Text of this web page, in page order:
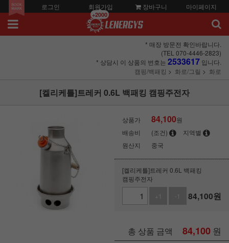
로그인 회원가입
+2000
장바구니 마이페이지
* 매장 방문전 확인바랍니다.
(TEL 070-4446-2823)
* 상담시 이 상품의 번호는 2533617 입니다.
캠핑/백패킹
화로/그릴 화로
[켈리케틀]트레커 0.6L 백패킹 캠핑주전자
상품가 84,100원
배송비
(조건)
지역별
원산지
중국
[켈리케틀]트레커 0.6L 백패킹
캠핑주전자
+1
-1 84,100원
총 상품 금액 84,100 원